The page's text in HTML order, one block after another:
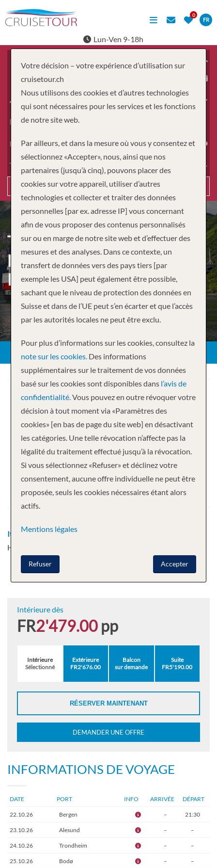
FR
Lun-Ven 9-18h
À partir du
Adultes
Enfants
Durée
Type de voyage
Recherche
THE COASTAL EXPRESS –
NORTH : BERGEN –
KIRKENES
Votre croisière
6 nuitsMS Nordlys
Départ
22.10.2026
ItinéraireBergen - Alesund - Trondheim - Bodø - Tromsø -
Honningsvag - Kirkenes
Intérieure dès
FR2'479.00 pp
Intérieure
Sélectionné
Extérieure
FR2'676.00
Balcon
sur demande
Suite
FR5'190.00
RÉSERVER MAINTENANT
DEMANDER UNE OFFRE
INFORMATIONS DE VOYAGE
DATE PORT INFO ARRIVÉE DÉPART
22.10.26 Bergen – 21:30
23.10.26 Alesund – –
24.10.26 Trondheim – –
25.10.26 Bodø – –
Votre décision – votre expérience d’utilisation sur
cruisetour.ch
Nous utilisons des cookies et d’autres technologies
qui sont nécessaires pour les services et les fonctions
de notre site web.
Par ailleurs, et dans la mesure où vous y consentez et
sélectionnez «Accepter», nous, ainsi que nos
partenaires (jusqu’à cinq), pouvons placer des
cookies sur votre appareil, utiliser d’autres
technologies et collecter et traiter des données
personnelles [par ex. adresse IP] vous concernant
afin de vous proposer des contenus personnalisés
sur ou en marge de notre site web et d’effectuer des
mesures et des analyses. Dans ce contexte, un
transfert de données vers des pays tiers [par
exemple les USA] peut également être possible,
sachant que le niveau de protection des données en
Suisse et dans de l’UE peut s’en écarter et que l’accès
par les autorités locales ne peut être exclu.
Pour plus d’informations sur les cookies, consultez la
note sur les cookies. Des informations
supplémentaires sur le traitement de vos données
basé sur les cookies sont disponibles dans l’avis de
confidentialité.Vous pouvez en outre révoquer votre
décision à tout moment via «Paramètres des
cookies» [en bas de page du site web] en désactivant
les catégories. Une telle révocation n’affecte pas la
légalité du traitement effectué jusqu’à la révocation.
Si vous sélectionnez «Refuser» et déclinez votre
consentement, aucune offre individuelle ne peut être
proposée, seuls les cookies nécessaires étant alors
actifs.
Mentions légales
Accepter
Refuser